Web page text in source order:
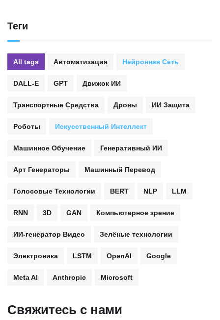
Теги
All tags Автоматизация Нейронная Сеть
DALL-E GPT Движок ИИ
Транспортные Средства Дроны ИИ Защита
Роботы Искусственный Интеллект
Машинное Обучение Генеративный ИИ
Арт Генераторы Машинный Перевод
Голосовые Технологии BERT NLP LLM
RNN 3D GAN Компьютерное зрение
ИИ-генератор Видео Зелёные технологии
Электроника LSTM OpenAI Google
Meta AI Anthropic Microsoft
Свяжитесь с нами